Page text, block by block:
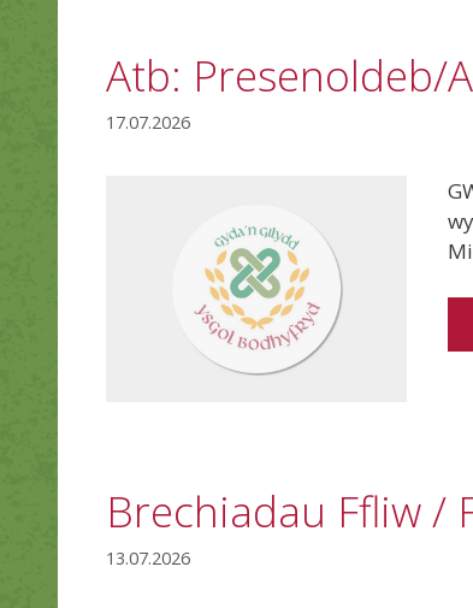
Atb: Presenoldeb/
17.07.2026
Brechiadau Ffliw /
13.07.2026